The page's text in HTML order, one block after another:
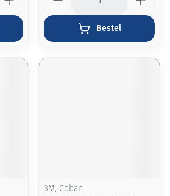
Bestel
3M, Coban